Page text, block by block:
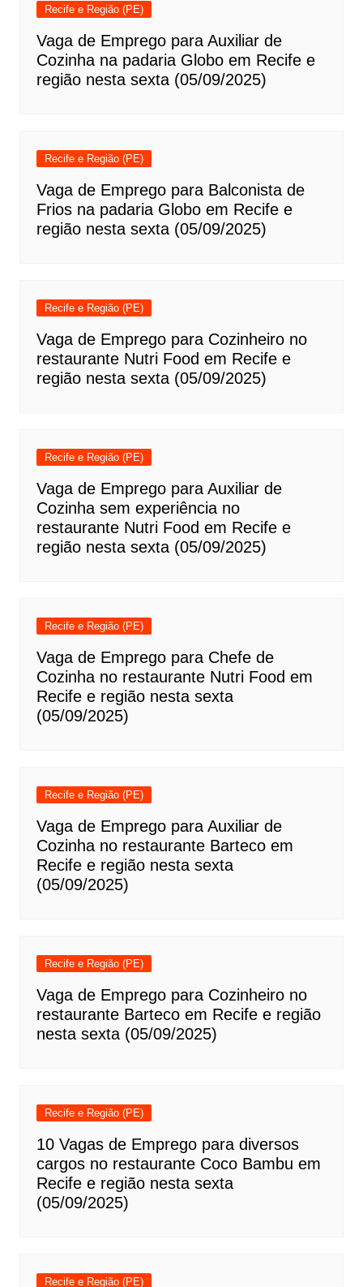
Recife e Região (PE)
Vaga de Emprego para Auxiliar de
Cozinha na padaria Globo em Recife e
região nesta sexta (05/09/2025)
Recife e Região (PE)
Vaga de Emprego para Balconista de
Frios na padaria Globo em Recife e
região nesta sexta (05/09/2025)
Recife e Região (PE)
Vaga de Emprego para Cozinheiro no
restaurante Nutri Food em Recife e
região nesta sexta (05/09/2025)
Recife e Região (PE)
Vaga de Emprego para Auxiliar de
Cozinha sem experiência no
restaurante Nutri Food em Recife e
região nesta sexta (05/09/2025)
Recife e Região (PE)
Vaga de Emprego para Chefe de
Cozinha no restaurante Nutri Food em
Recife e região nesta sexta
(05/09/2025)
Recife e Região (PE)
Vaga de Emprego para Auxiliar de
Cozinha no restaurante Barteco em
Recife e região nesta sexta
(05/09/2025)
Recife e Região (PE)
Vaga de Emprego para Cozinheiro no
restaurante Barteco em Recife e região
nesta sexta (05/09/2025)
Recife e Região (PE)
10 Vagas de Emprego para diversos
cargos no restaurante Coco Bambu em
Recife e região nesta sexta
(05/09/2025)
Recife e Região (PE)